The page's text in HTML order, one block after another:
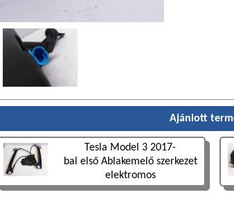
Ajánlott
Tesla Model 3 2017-
bal első Ablakemelő szerkezet
elektromos